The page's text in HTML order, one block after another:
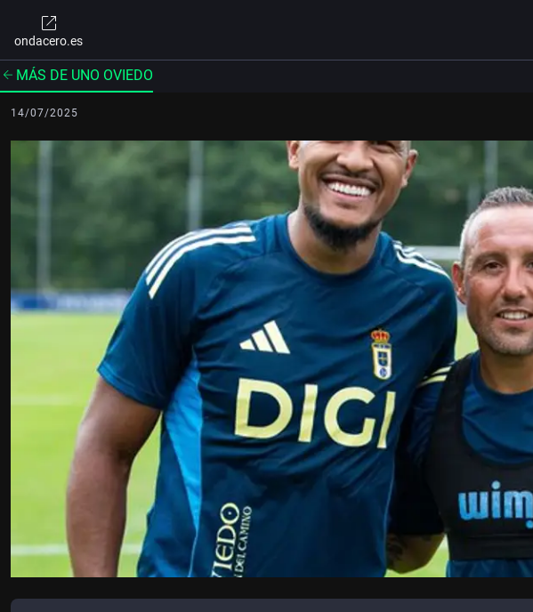
ondacero.es
MÁS DE UNO OVIEDO
14/07/2025